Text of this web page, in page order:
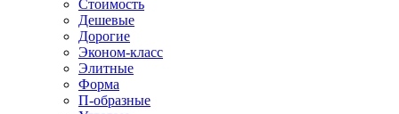
Стоимость
Дешевые
Дорогие
Эконом-класс
Элитные
Форма
П-образные